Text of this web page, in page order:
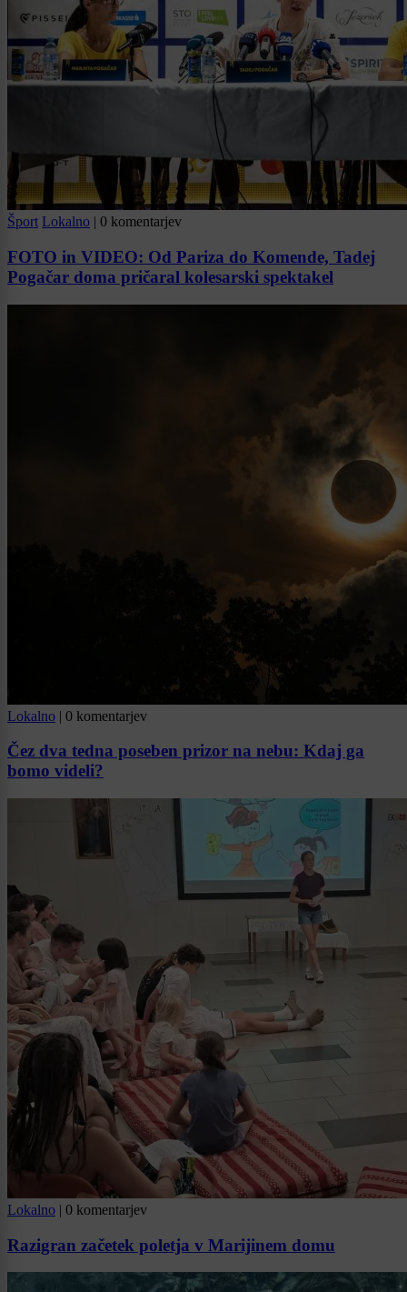
Šport Lokalno | 0 komentarjev
FOTO in VIDEO: Od Pariza do Komende, Tadej
Pogačar doma pričaral kolesarski spektakel
Lokalno | 0 komentarjev
Čez dva tedna poseben prizor na nebu: Kdaj ga
bomo videli?
Lokalno | 0 komentarjev
Razigran začetek poletja v Marijinem domu